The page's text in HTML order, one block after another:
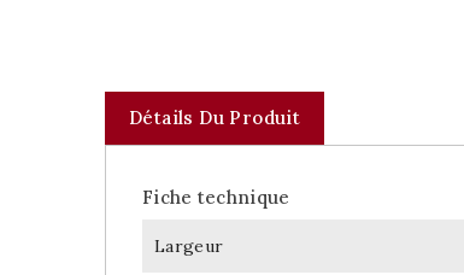
Détails Du Produit
Fiche technique
Largeur